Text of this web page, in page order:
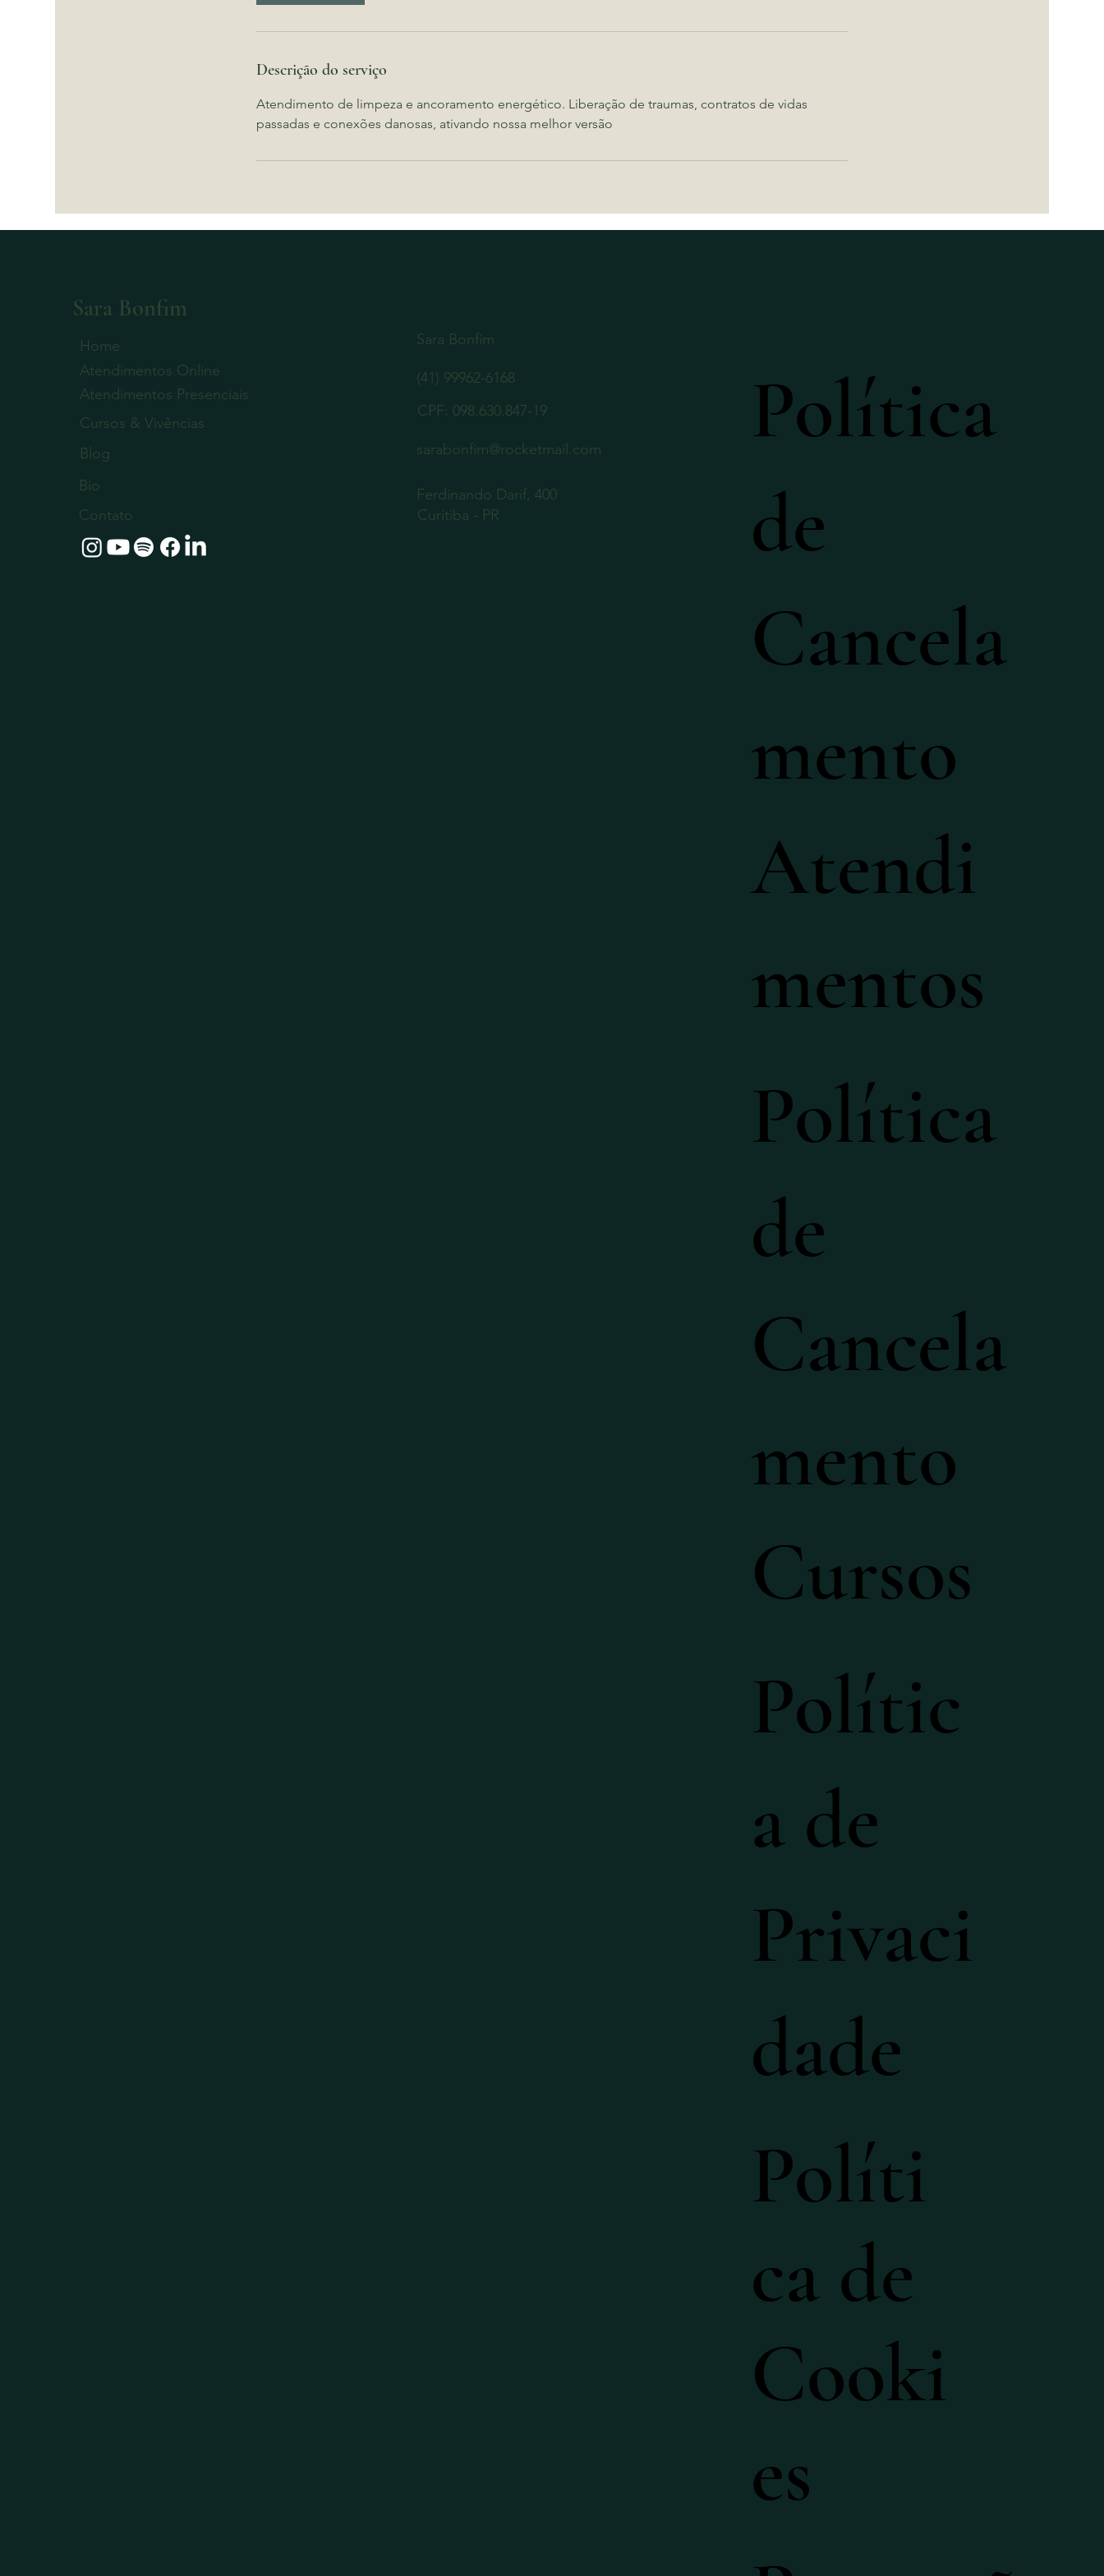
Descrição do serviço
Atendimento de limpeza e ancoramento energético. Liberação de traumas, contratos de vidas
passadas e conexões danosas, ativando nossa melhor versão
Atendimentos Presenciais
Atendimentos Online
Home
Blog
Bio
Cursos & Vivências
Contato
Sara Bonfim
Curitiba - PR
Ferdinando Darif, 400
sarabonfim@rocketmail.com
CPF: 098.630.847-19
(41) 99962-6168
Sara Bonfim
Política
de
Cancela
mento
Atendi
mentos
Polític
a de
Privaci
dade
Políti
ca de
Cooki
es
Política
de
Cancela
mento
Cursos